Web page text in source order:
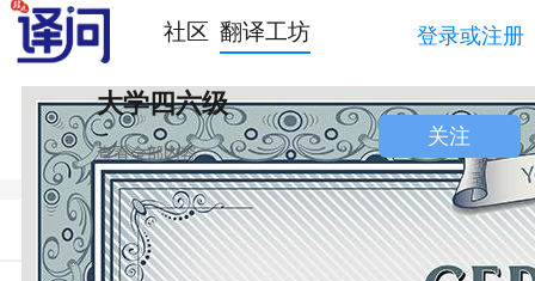
社区 翻译工坊 登录或注册
大学四六级
查看全部内容
关注
简介 讨论